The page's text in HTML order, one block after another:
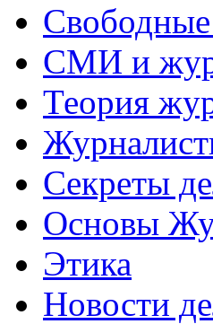
СМИ и
Теория
Секреты
Основы
Этика
Новости